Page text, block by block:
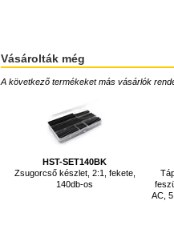
Vásárolták még
A következő termékeket más vásárlók
HST-SET140BK
Zsugorcső készlet, 2:1, fekete,
140db-os
AC,